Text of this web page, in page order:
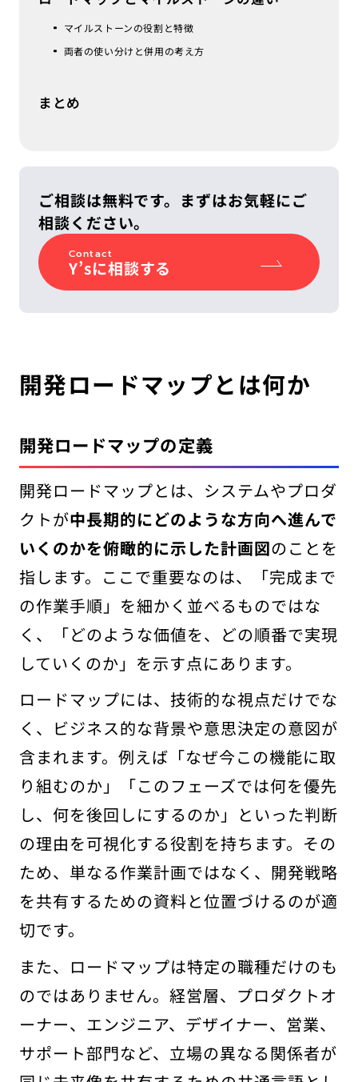
マイルストーンの役割と特徴
両者の使い分けと併用の考え方
まとめ
ご相談は無料です。まずはお気軽にご
相談ください。
Contact
Y’sに相談する
開発ロードマップとは何か
開発ロードマップの定義
開発ロードマップとは、システムやプロダ
クトが中長期的にどのような方向へ進んで
いくのかを俯瞰的に示した計画図のことを
指します。ここで重要なのは、「完成まで
の作業手順」を細かく並べるものではな
く、「どのような価値を、どの順番で実現
していくのか」を示す点にあります。
ロードマップには、技術的な視点だけでな
く、ビジネス的な背景や意思決定の意図が
含まれます。例えば「なぜ今この機能に取
り組むのか」「このフェーズでは何を優先
し、何を後回しにするのか」といった判断
の理由を可視化する役割を持ちます。その
ため、単なる作業計画ではなく、開発戦略
を共有するための資料と位置づけるのが適
切です。
また、ロードマップは特定の職種だけのも
のではありません。経営層、プロダクトオ
ーナー、エンジニア、デザイナー、営業、
サポート部門など、立場の異なる関係者が